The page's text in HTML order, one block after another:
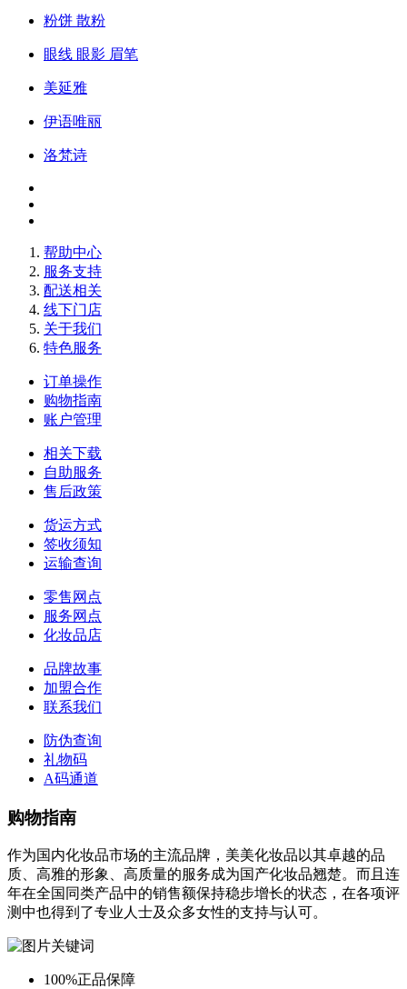
粉饼 散粉
眼线 眼影 眉笔
美延雅
伊语唯丽
洛梵诗
帮助中心
服务支持
配送相关
线下门店
关于我们
特色服务
订单操作
购物指南
账户管理
相关下载
自助服务
售后政策
货运方式
签收须知
运输查询
零售网点
服务网点
化妆品店
品牌故事
加盟合作
联系我们
防伪查询
礼物码
A码通道
购物指南
作为国内化妆品市场的主流品牌，美美化妆品以其卓越的品
质、高雅的形象、高质量的服务成为国产化妆品翘楚。而且连
年在全国同类产品中的销售额保持稳步增长的状态，在各项评
测中也得到了专业人士及众多女性的支持与认可。
100%正品保障